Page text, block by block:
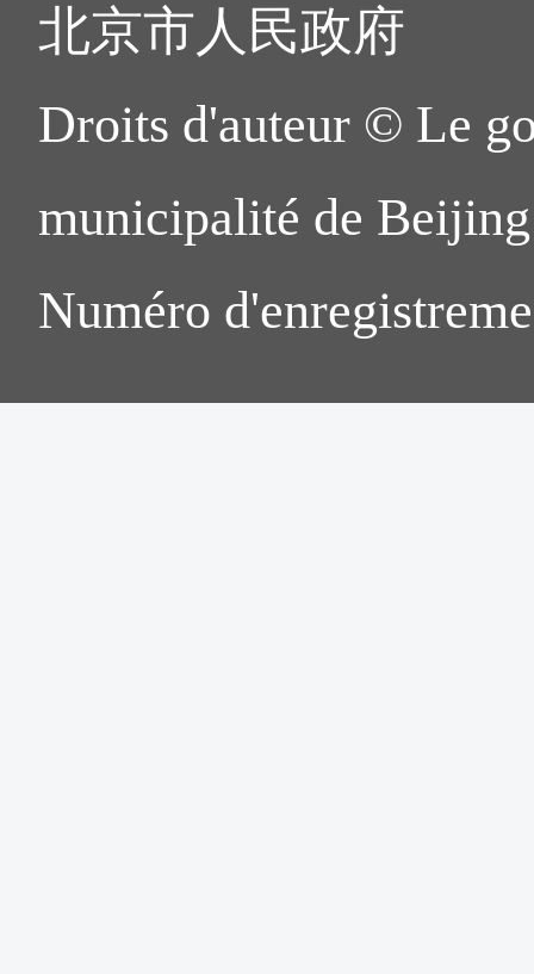
北京市人民政府
Droits d'auteur © Le
municipalité de
Numéro